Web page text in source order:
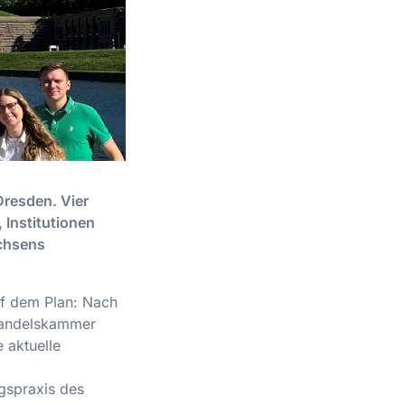
Vier
Institutionen
dem Plan: Nach
aktuelle
des